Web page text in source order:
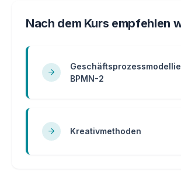
Nach dem Kurs empfehlen
BPMN-2
Kreativmethoden